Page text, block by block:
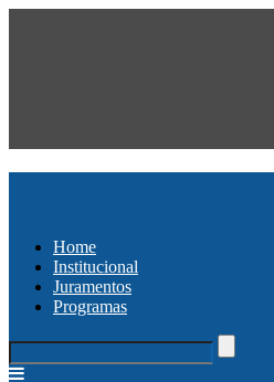
Home
Institucional
Juramentos
Programas